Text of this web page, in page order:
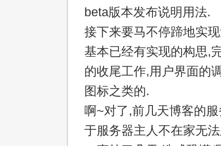
beta版本发布说明用法.
接下来要马不停蹄地实
基本已经有实现的构思,
的收尾工作,用户界面的
图标之类的.
啊~对了,前几天博客的
于服务器主人不在家无